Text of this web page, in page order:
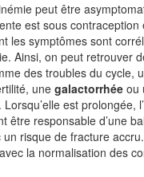
peut être
est sous
les symptômes sont
Ainsi, on peut retrouver
des troubles du cycle,
une galactorrhée ou
Lorsqu’elle est prolongée,
être responsable d’une
un risque de fracture
la normalisation des